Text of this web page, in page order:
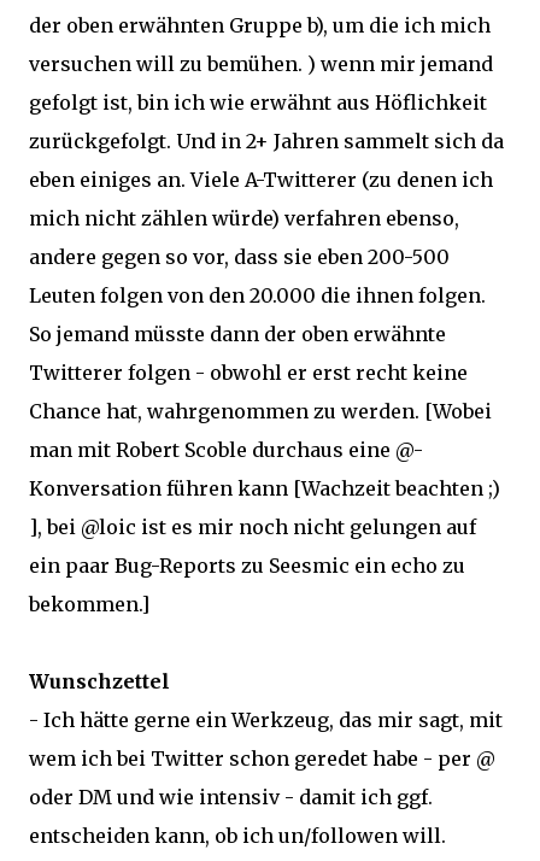
der oben erwähnten Gruppe b), um die ich mich
versuchen will zu bemühen. ) wenn mir jemand
gefolgt ist, bin ich wie erwähnt aus Höflichkeit
zurückgefolgt. Und in 2+ Jahren sammelt sich da
eben einiges an. Viele A-Twitterer (zu denen ich
mich nicht zählen würde) verfahren ebenso,
andere gegen so vor, dass sie eben 200-500
Leuten folgen von den 20.000 die ihnen folgen.
So jemand müsste dann der oben erwähnte
Twitterer folgen - obwohl er erst recht keine
Chance hat, wahrgenommen zu werden. [Wobei
man mit Robert Scoble durchaus eine @-
Konversation führen kann [Wachzeit beachten ;)
], bei @loic ist es mir noch nicht gelungen auf
ein paar Bug-Reports zu Seesmic ein echo zu
bekommen.]
Wunschzettel
- Ich hätte gerne ein Werkzeug, das mir sagt, mit
wem ich bei Twitter schon geredet habe - per @
oder DM und wie intensiv - damit ich ggf.
entscheiden kann, ob ich un/followen will.